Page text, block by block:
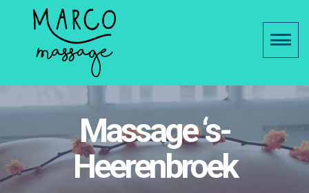
Massage ‘s-
Heerenbroek